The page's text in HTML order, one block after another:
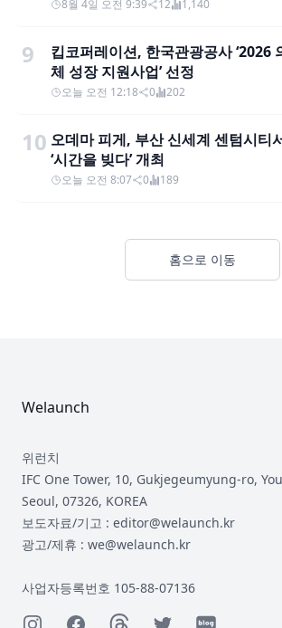
8월 4일 오전 9:39 12 1,140
9
킵코퍼레이션, 한국관광공사 ‘2026
체 성장 지원사업’ 선정
오늘 오전 12:18 0 202
10 오데마 피게, 부산 신세계 센텀시티
‘시간을 빚다’ 개최
오늘 오전 8:07 0 189
홈으로 이동
Welaunch
위런치
IFC One Tower, 10, Gukjegeumyung-ro,
Seoul, 07326, KOREA
보도자료/기고 : editor@welaunch.kr
광고/제휴 : we@welaunch.kr
사업자등록번호 105-88-07136
InstagramFacebookThreadsTwitterNaver